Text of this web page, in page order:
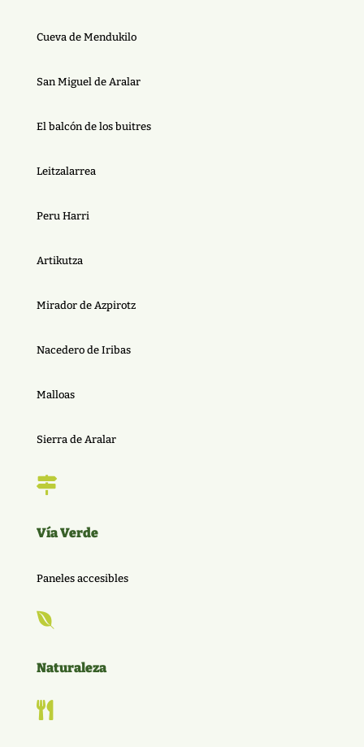
Cueva de Mendukilo
San Miguel de Aralar
El balcón de los buitres
Leitzalarrea
Peru Harri
Artikutza
Mirador de Azpirotz
Nacedero de Iribas
Malloas
Sierra de Aralar

Vía Verde
Paneles accesibles

Naturaleza
